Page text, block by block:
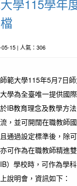
學115學年
05-15 | 人氣：306
範大學115年5月7日
學為全臺唯一提供國
IB教育理念及教學方
，並可開闊在職教師
通過設定標準後，除
可作為在職教師精進
）學校時，可作為學
說明會，資訊如下：